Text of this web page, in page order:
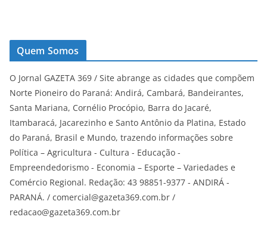
Quem Somos
O Jornal GAZETA 369 / Site abrange as cidades que compõem
Norte Pioneiro do Paraná: Andirá, Cambará, Bandeirantes,
Santa Mariana, Cornélio Procópio, Barra do Jacaré,
Itambaracá, Jacarezinho e Santo Antônio da Platina, Estado
do Paraná, Brasil e Mundo, trazendo informações sobre
Política – Agricultura - Cultura - Educação -
Empreendedorismo - Economia – Esporte – Variedades e
Comércio Regional. Redação: 43 98851-9377 - ANDIRÁ -
PARANÁ. / comercial@gazeta369.com.br /
redacao@gazeta369.com.br